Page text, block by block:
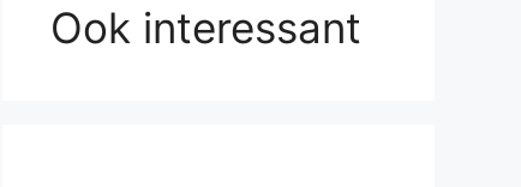
Ook interessant